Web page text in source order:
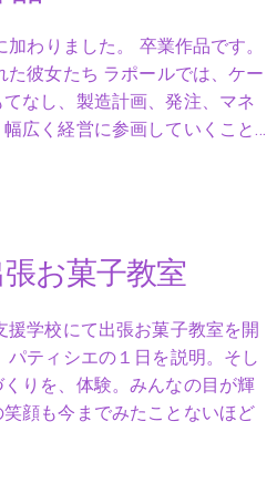
わりました。 卒業作品です。
彼女たち ラポールでは、ケー
なし、製造計画、発注、マネ
広く経営に参画していくこと…
お菓子教室
援学校にて出張お菓子教室を開
ティシエの１日を説明。そし
りを、体験。みんなの目が輝
顔も今までみたことないほど